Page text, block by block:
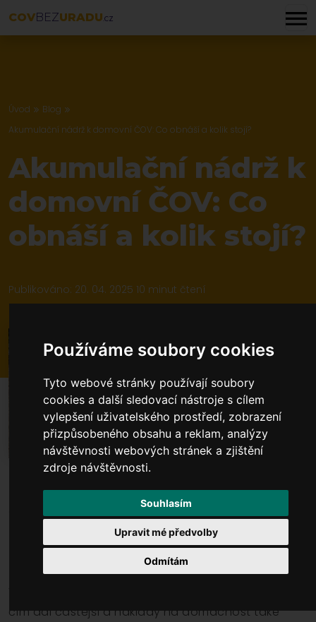
Používáme soubory cookies
Tyto webové stránky používají soubory
cookies a další sledovací nástroje s cílem
vylepšení uživatelského prostředí, zobrazení
přizpůsobeného obsahu a reklam, analýzy
návštěvnosti webových stránek a zjištění
zdroje návštěvnosti.
Souhlasím
Odmítám
Upravit mé předvolby
COVBEZURADU .CZ
Úvod
Blog
Akumulační nádrž k domovní ČOV: Co obnáší a kolik stojí?
Akumulační nádrž k
domovní ČOV: Co
obnáší a kolik stojí?
Publikováno: 20. 04. 2025 10 minut čtení
Akumulační nádrž k domovní čistírně odpadních vod
je skvělým způsobem, jak zužitkovat přečištěnou
vodu z domovní čistírny – a ještě přitom ušetřit. Co
je k jejímu pořízení potřeba?
čím dál častější a náklady na domácnost také